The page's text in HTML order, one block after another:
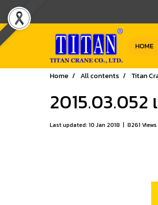
HOME
Home All contents Titan
Last updated: 10 Jan 2018 | 8261 Views